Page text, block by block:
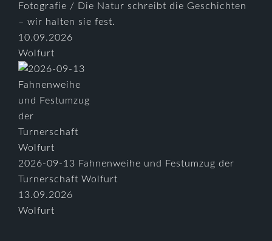
Fotografie / Die Natur schreibt die Geschichten
– wir halten sie fest.
10.09.2026
Wolfurt
2026-09-13 Fahnenweihe und Festumzug der
Turnerschaft Wolfurt
13.09.2026
Wolfurt